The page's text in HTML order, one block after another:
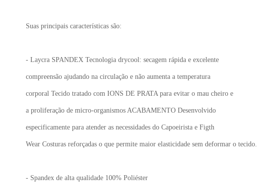
Suas principais características são:
- Laycra SPANDEX Tecnologia drycool: secagem rápida e excelente
compreensão ajudando na circulação e não aumenta a temperatura
corporal Tecido tratado com IONS DE PRATA para evitar o mau cheiro e
a proliferação de micro-organismos ACABAMENTO Desenvolvido
especificamente para atender as necessidades do Capoeirista e Figth
Wear Costuras reforçadas o que permite maior elasticidade sem deformar o tecido.
- Spandex de alta qualidade 100% Poliéster